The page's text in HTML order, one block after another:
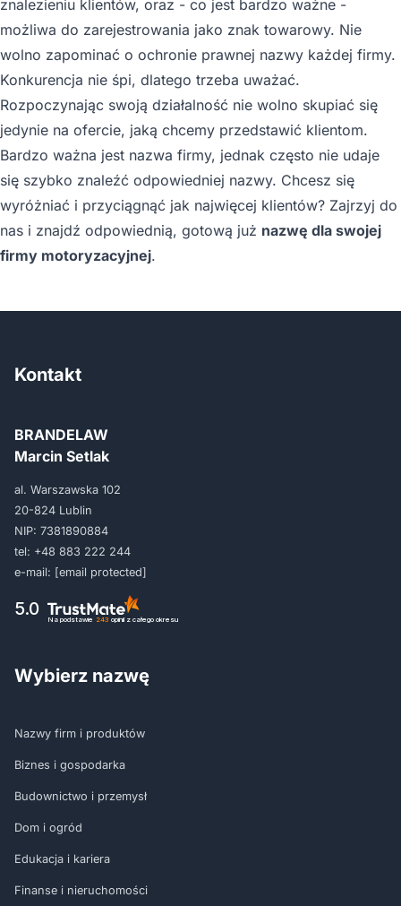
znalezieniu klientów, oraz - co jest bardzo ważne -
możliwa do zarejestrowania jako znak towarowy. Nie
wolno zapominać o ochronie prawnej nazwy każdej firmy.
Konkurencja nie śpi, dlatego trzeba uważać.
Rozpoczynając swoją działalność nie wolno skupiać się
jedynie na ofercie, jaką chcemy przedstawić klientom.
Bardzo ważna jest nazwa firmy, jednak często nie udaje
się szybko znaleźć odpowiedniej nazwy. Chcesz się
wyróżniać i przyciągnąć jak najwięcej klientów? Zajrzyj do
nas i znajdź odpowiednią, gotową już nazwę dla swojej
firmy motoryzacyjnej.
Kontakt
BRANDELAW
Marcin Setlak
al. Warszawska 102
20-824 Lublin
NIP: 7381890884
tel: +48 883 222 244
e-mail: [email protected]
5.0
Na podstawie 243 opinii z całego okresu
Wybierz nazwę
Nazwy firm i produktów
Biznes i gospodarka
Budownictwo i przemysł
Dom i ogród
Edukacja i kariera
Finanse i nieruchomości